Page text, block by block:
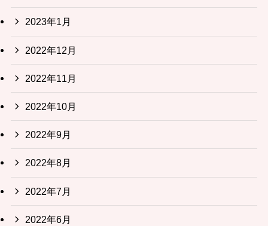
2023年1月
2022年12月
2022年11月
2022年10月
2022年9月
2022年8月
2022年7月
2022年6月